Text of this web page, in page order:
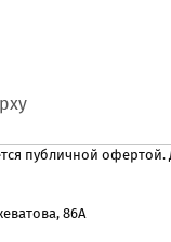
публичной офертой.
86А